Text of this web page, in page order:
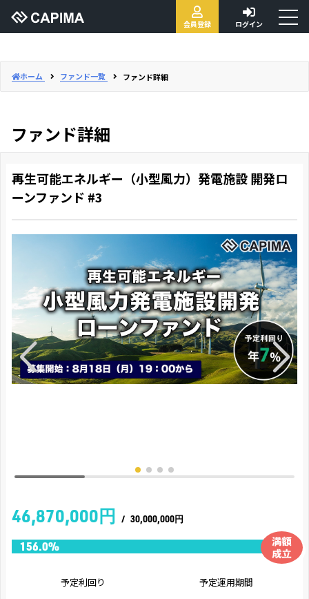
会員登録 ログイン
ホーム ファンド一覧 ファンド詳細
ファンド詳細
再生可能エネルギー（小型風力）発電施設 開発ロ
ーンファンド #3
46,870,000円 / 30,000,000円
予定利回り
予定運用期間